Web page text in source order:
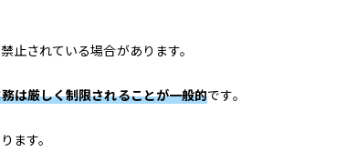
止されている場合があります。
は厳しく制限されることが一般的です。
ます。